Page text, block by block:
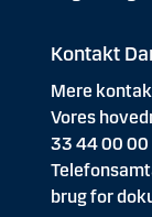
Kontakt
Mere
Vores
33 44 00 00
brug for